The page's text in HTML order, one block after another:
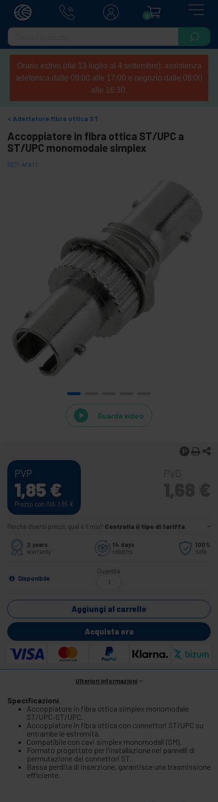
0
Orario estivo (dal 13 luglio al 4 settembre): assistenza
telefonica dalle 09:00 alle 17:00 e negozio dalle 08:00
alle 16:30.
Adattatore fibra ottica ST
Accoppiatore in fibra ottica ST/UPC a
ST/UPC monomodale simplex
REF: AF011
Guarda video
PVP
1,85 €
Prezzo con IVA: 1,85 €
Perché diversi prezzi, qual è il mio? Controlla il tipo di tariffa
2 years
warranty
14 days
returns
100%
safe
Disponibile
Quantità
Aggiungi al carrello
Acquista ora
Ulteriori informazioni
Specificazioni
Accoppiatore in fibra ottica simplex monomodale
ST/UPC-ST/UPC.
Accoppiatore in fibra ottica con connettori ST/UPC su
entrambe le estremità.
Compatibile con cavi simplex monomodali (SM).
Formato progettato per l'installazione nei pannelli di
permutazione dei connettori ST.
Bassa perdita di inserzione, garantisce una trasmissione
efficiente.